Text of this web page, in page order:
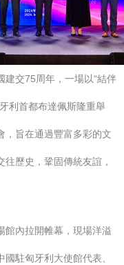
建交75周年，一場以“結伴
利首都布達佩斯隆重舉
，旨在通過豐富多彩的文
歷史，鞏固傳統友誼，
館內拉開帷幕，現場洋溢
駐匈牙利大使館代表、